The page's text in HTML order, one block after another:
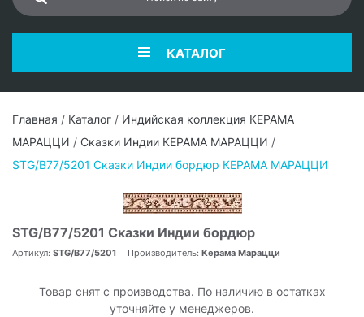
КАТАЛОГ
Главная / Каталог / Индийская коллекция КЕРАМА
МАРАЦЦИ / Сказки Индии КЕРАМА МАРАЦЦИ /
STG/B77/5201 Сказки Индии бордюр КЕРАМА МАРАЦЦИ
STG/B77/5201 Сказки Индии бордюр
Артикул: STG/B77/5201 Производитель: Керама Марацци
Товар снят с производства. По наличию в остатках
уточняйте у менеджеров.